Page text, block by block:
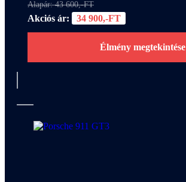
Alapár: 43 600,-FT
Akciós ár: 34 900,-FT
Élmény megtekintése